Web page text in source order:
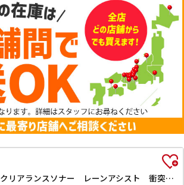
ETC ナビ TV クリアランスソナー レーンアシスト 衝突被害軽減システム オートライト スマートキー アイドリングストップ 電動格納ミラー シートヒーター ベンチシート CVT ESC CD